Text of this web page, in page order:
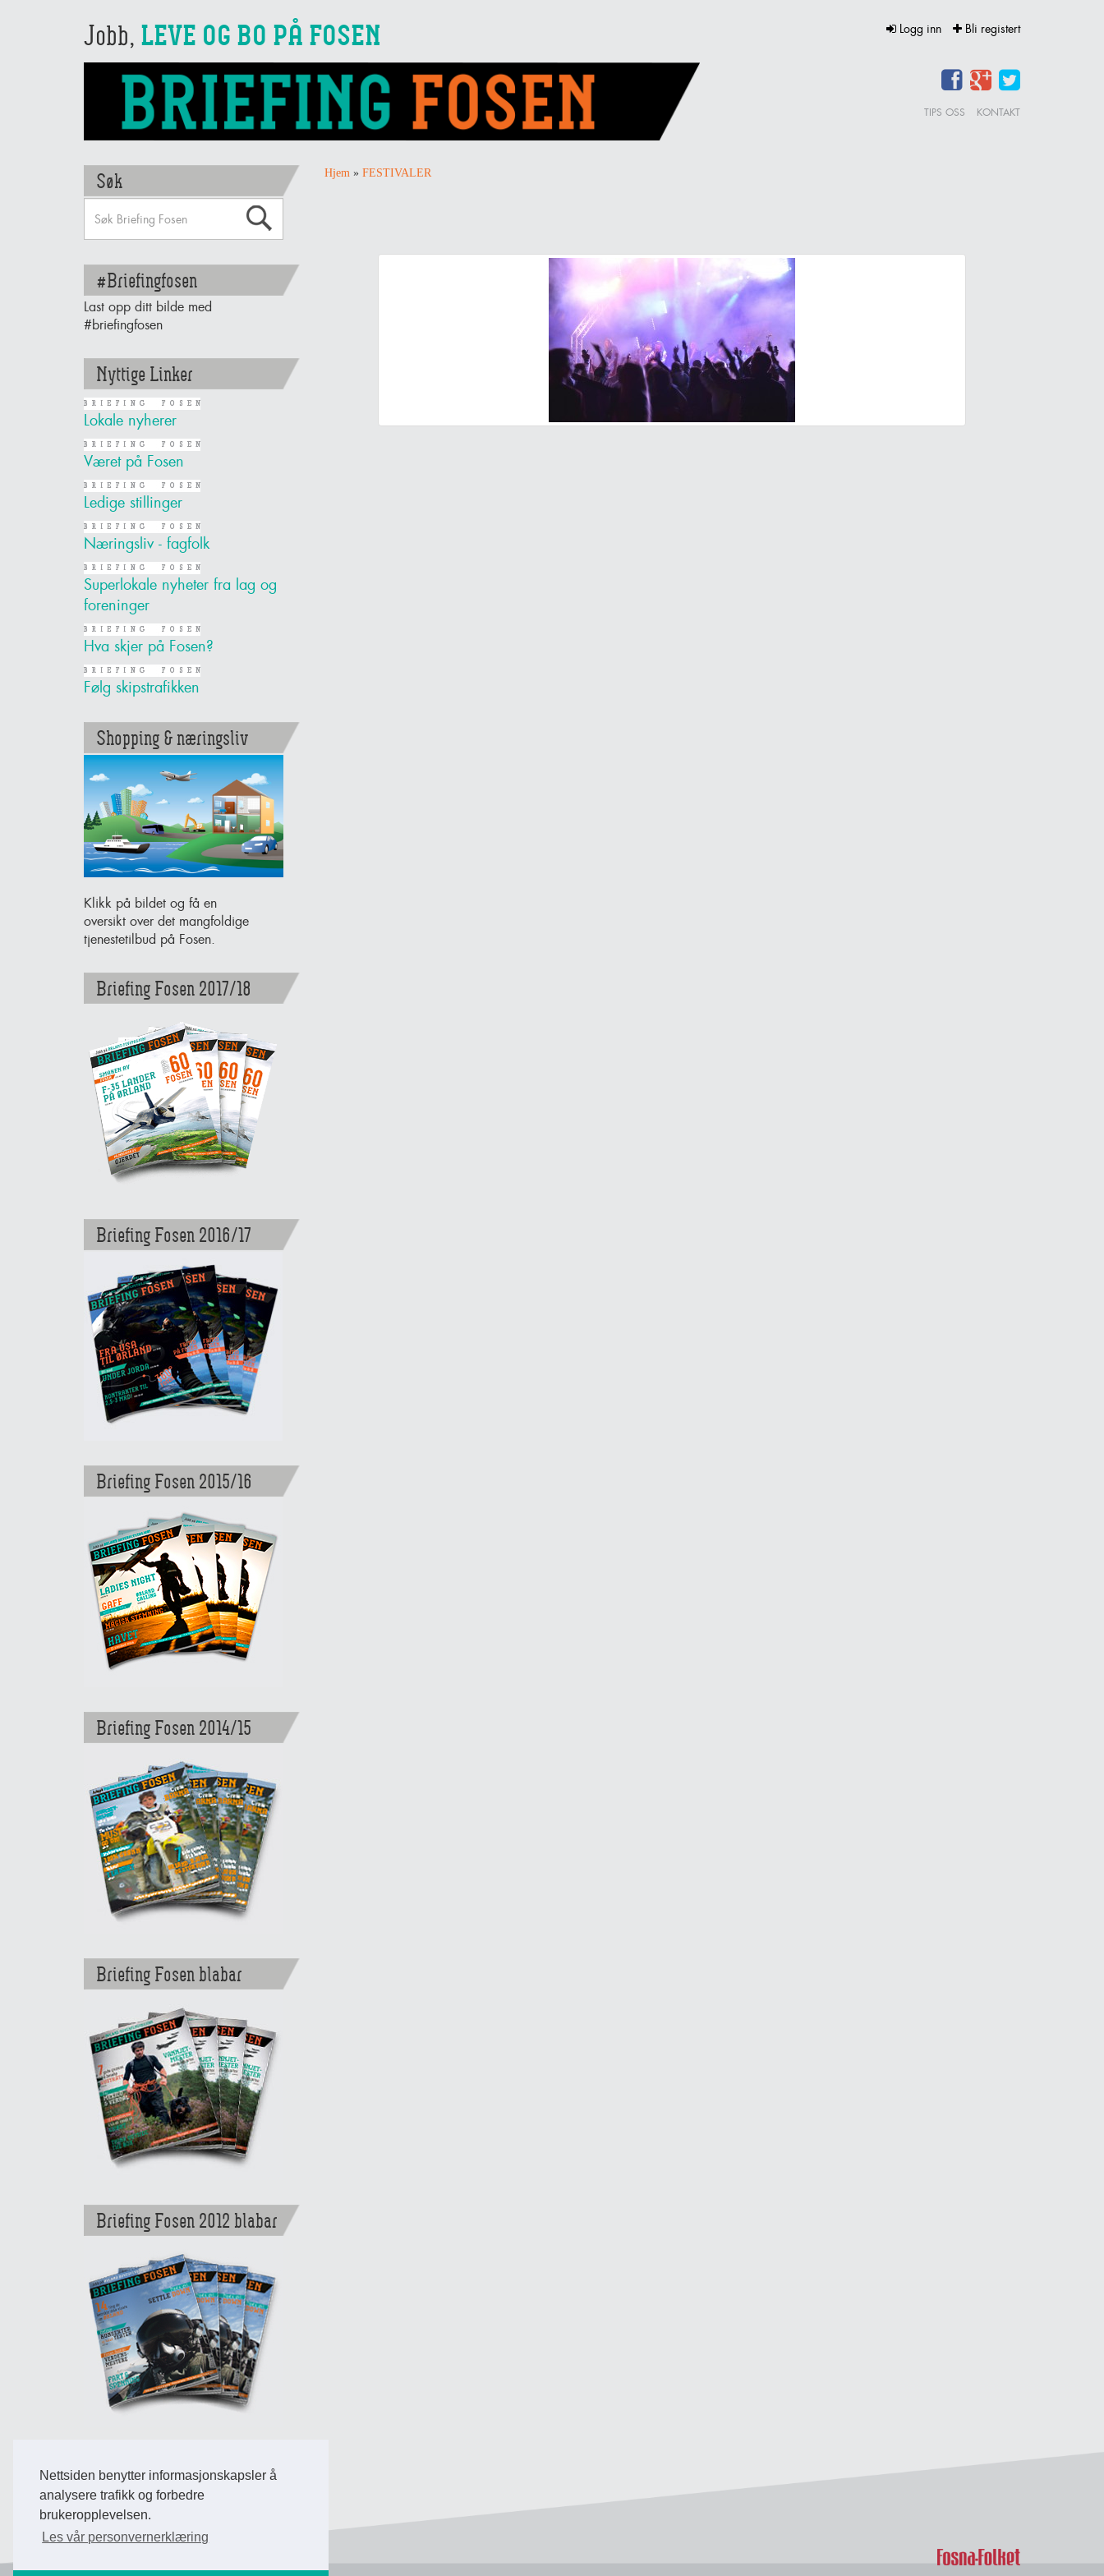
Nettsiden benytter informasjonskapsler å
analysere trafikk og forbedre
brukeropplevelsen.
Les vår personvernerklæring
Jobb, LEVE OG BO PÅ FOSEN Logg inn Bli registert
TIPS OSS KONTAKT
Søk
#Briefingfosen
Last opp ditt bilde med
#briefingfosen
Nyttige Linker
Lokale nyherer
Været på Fosen
Ledige stillinger
Næringsliv - fagfolk
Superlokale nyheter fra lag og
foreninger
Hva skjer på Fosen?
Følg skipstrafikken
Shopping & næringsliv
Klikk på bildet og få en
oversikt over det mangfoldige
tjenestetilbud på Fosen.
Briefing Fosen 2017/18
Briefing Fosen 2016/17
Briefing Fosen 2015/16
Briefing Fosen 2014/15
Briefing Fosen blabar
Briefing Fosen 2012 blabar
Hjem» FESTIVALER
Back to Top